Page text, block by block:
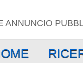
ANNUNCIO